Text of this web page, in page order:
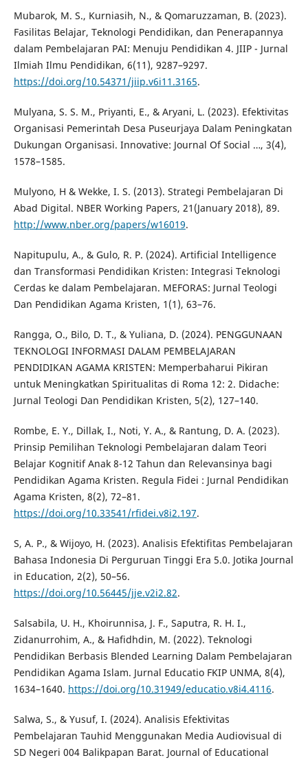
Mubarok, M. S., Kurniasih, N., & Qomaruzzaman, B. (2023).
Fasilitas Belajar, Teknologi Pendidikan, dan Penerapannya
dalam Pembelajaran PAI: Menuju Pendidikan 4. JIIP - Jurnal
Ilmiah Ilmu Pendidikan, 6(11), 9287–9297.
https://doi.org/10.54371/jiip.v6i11.3165.
Mulyana, S. S. M., Priyanti, E., & Aryani, L. (2023). Efektivitas
Organisasi Pemerintah Desa Puseurjaya Dalam Peningkatan
Dukungan Organisasi. Innovative: Journal Of Social …, 3(4),
1578–1585.
Mulyono, H & Wekke, I. S. (2013). Strategi Pembelajaran Di
Abad Digital. NBER Working Papers, 21(January 2018), 89.
http://www.nber.org/papers/w16019.
Napitupulu, A., & Gulo, R. P. (2024). Artificial Intelligence
dan Transformasi Pendidikan Kristen: Integrasi Teknologi
Cerdas ke dalam Pembelajaran. MEFORAS: Jurnal Teologi
Dan Pendidikan Agama Kristen, 1(1), 63–76.
Rangga, O., Bilo, D. T., & Yuliana, D. (2024). PENGGUNAAN
TEKNOLOGI INFORMASI DALAM PEMBELAJARAN
PENDIDIKAN AGAMA KRISTEN: Memperbaharui Pikiran
untuk Meningkatkan Spiritualitas di Roma 12: 2. Didache:
Jurnal Teologi Dan Pendidikan Kristen, 5(2), 127–140.
Rombe, E. Y., Dillak, I., Noti, Y. A., & Rantung, D. A. (2023).
Prinsip Pemilihan Teknologi Pembelajaran dalam Teori
Belajar Kognitif Anak 8-12 Tahun dan Relevansinya bagi
Pendidikan Agama Kristen. Regula Fidei : Jurnal Pendidikan
Agama Kristen, 8(2), 72–81.
https://doi.org/10.33541/rfidei.v8i2.197.
S, A. P., & Wijoyo, H. (2023). Analisis Efektifitas Pembelajaran
Bahasa Indonesia Di Perguruan Tinggi Era 5.0. Jotika Journal
in Education, 2(2), 50–56.
https://doi.org/10.56445/jje.v2i2.82.
Salsabila, U. H., Khoirunnisa, J. F., Saputra, R. H. I.,
Zidanurrohim, A., & Hafidhdin, M. (2022). Teknologi
Pendidikan Berbasis Blended Learning Dalam Pembelajaran
Pendidikan Agama Islam. Jurnal Educatio FKIP UNMA, 8(4),
1634–1640. https://doi.org/10.31949/educatio.v8i4.4116.
Salwa, S., & Yusuf, I. (2024). Analisis Efektivitas
Pembelajaran Tauhid Menggunakan Media Audiovisual di
SD Negeri 004 Balikpapan Barat. Journal of Educational